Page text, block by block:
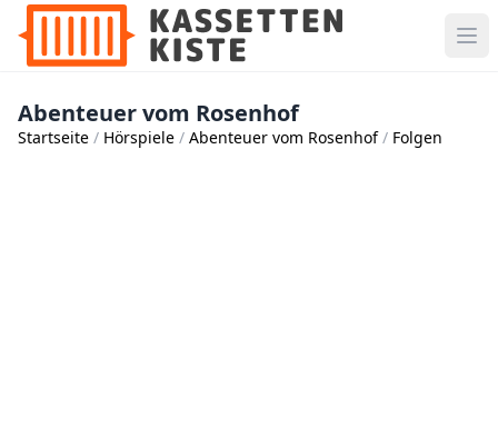
Abenteuer vom Rosenhof
Startseite Hörspiele Abenteuer vom Rosenhof Folgen